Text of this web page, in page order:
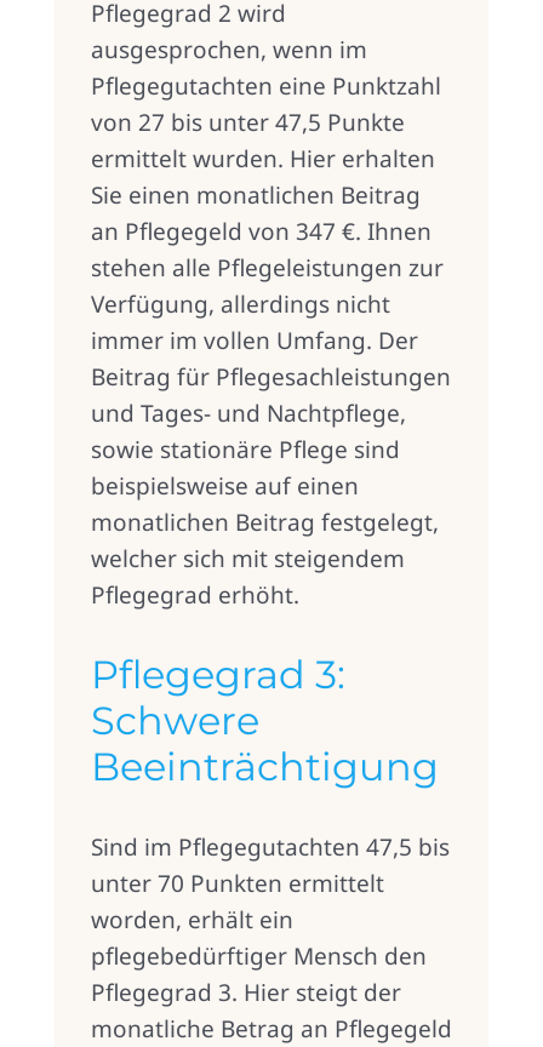
Pflegegrad 2 wird
ausgesprochen, wenn im
Pflegegutachten eine Punktzahl
von 27 bis unter 47,5 Punkte
ermittelt wurden. Hier erhalten
Sie einen monatlichen Beitrag
an Pflegegeld von 347 €. Ihnen
stehen alle Pflegeleistungen zur
Verfügung, allerdings nicht
immer im vollen Umfang. Der
Beitrag für Pflegesachleistungen
und Tages- und Nachtpflege,
sowie stationäre Pflege sind
beispielsweise auf einen
monatlichen Beitrag festgelegt,
welcher sich mit steigendem
Pflegegrad erhöht.
Pflegegrad 3:
Schwere
Beeinträchtigung
Sind im Pflegegutachten 47,5 bis
unter 70 Punkten ermittelt
worden, erhält ein
pflegebedürftiger Mensch den
Pflegegrad 3. Hier steigt der
monatliche Betrag an Pflegegeld